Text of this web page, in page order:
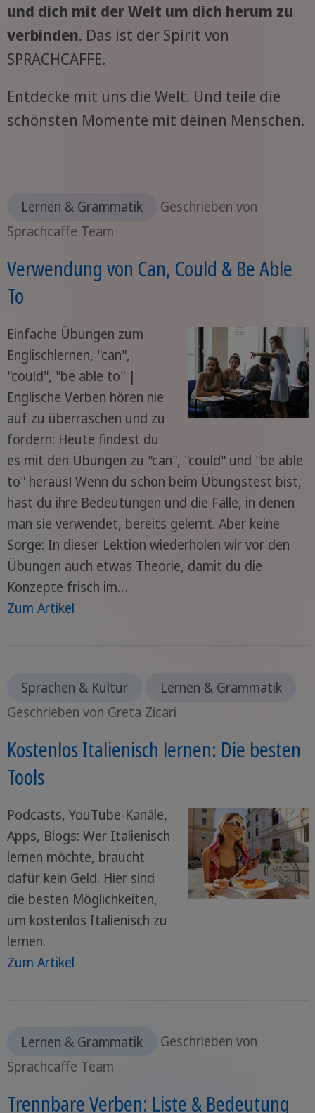
und dich mit der Welt um dich herum zu
verbinden. Das ist der Spirit von
SPRACHCAFFE.
Entdecke mit uns die Welt. Und teile die
schönsten Momente mit deinen Menschen.
Lernen & Grammatik
Geschrieben von
Sprachcaffe Team
Verwendung von Can, Could & Be Able
To
Einfache Übungen zum
Englischlernen, "can",
"could", "be able to" |
Englische Verben hören nie
auf zu überraschen und zu
fordern: Heute findest du
es mit den Übungen zu "can", "could" und "be able
to" heraus! Wenn du schon beim Übungstest bist,
hast du ihre Bedeutungen und die Fälle, in denen
man sie verwendet, bereits gelernt. Aber keine
Sorge: In dieser Lektion wiederholen wir vor den
Übungen auch etwas Theorie, damit du die
Konzepte frisch im…
Zum Artikel
Sprachen & Kultur
Lernen & Grammatik
Geschrieben von Greta Zicari
Kostenlos Italienisch lernen: Die besten
Tools
Podcasts, YouTube-Kanäle,
Apps, Blogs: Wer Italienisch
lernen möchte, braucht
dafür kein Geld. Hier sind
die besten Möglichkeiten,
um kostenlos Italienisch zu
lernen.
Zum Artikel
Lernen & Grammatik
Geschrieben von
Sprachcaffe Team
Trennbare Verben: Liste & Bedeutung